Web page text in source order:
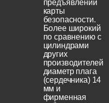
предъявлении
карты
безопасности.
Более широкий
по сравнению с
цилиндрами
других
производителей
диаметр плага
(сердечника) 14
мм и
фирменная